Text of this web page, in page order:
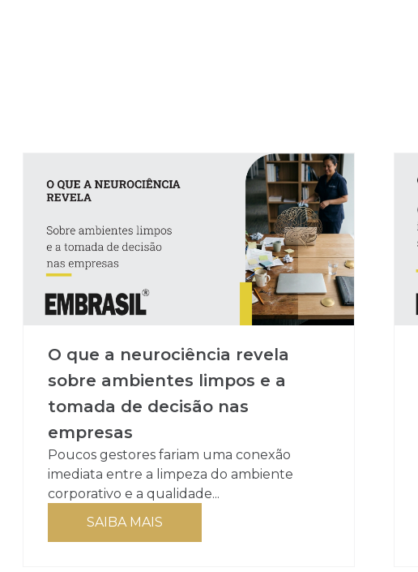
O que a neurociência revela
sobre ambientes limpos e a
tomada de decisão nas
empresas
Poucos gestores fariam uma conexão
imediata entre a limpeza do ambiente
corporativo e a qualidade...
SAIBA MAIS